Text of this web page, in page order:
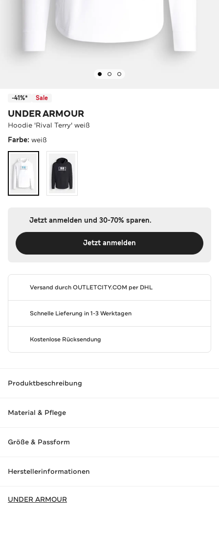
-41%* Sale
UNDER ARMOUR
Hoodie 'Rival Terry' weiß
Farbe: weiß
Jetzt anmelden und 30-70% sparen.
Jetzt anmelden
Versand durchOUTLETCITY.COM per DHL
Schnelle Lieferung in 1-3 Werktagen
Kostenlose Rücksendung
Produktbeschreibung
Material & Pflege
Größe & Passform
Herstellerinformationen
UNDER ARMOUR